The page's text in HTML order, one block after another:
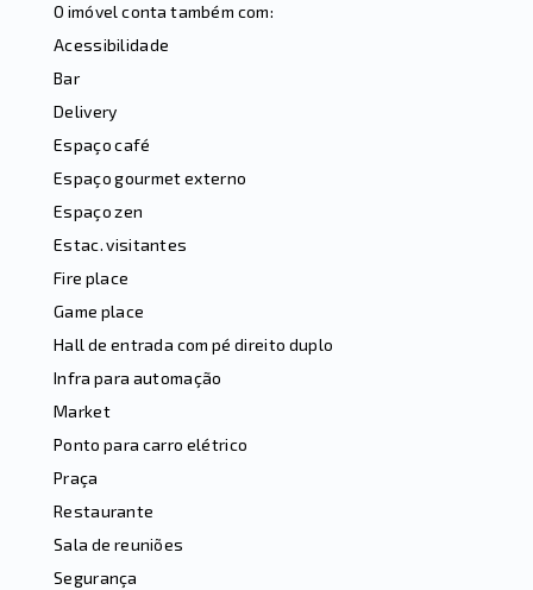
O imóvel conta também com:
Acessibilidade
Bar
Delivery
Espaço café
Espaço gourmet externo
Espaço zen
Estac. visitantes
Fire place
Game place
Hall de entrada com pé direito duplo
Infra para automação
Market
Ponto para carro elétrico
Praça
Restaurante
Sala de reuniões
Segurança